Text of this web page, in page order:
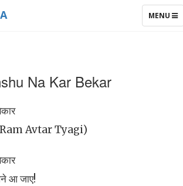
TOGGLE
MENU
Na Kar Bekar
(Ram Avtar Tyagi)
आ जाए!